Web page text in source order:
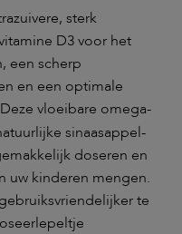
sterk
D3 voor het
een scherp
en een optimale
vloeibare omega-
sinaasappel-
doseren en
uw kinderen mengen.
te